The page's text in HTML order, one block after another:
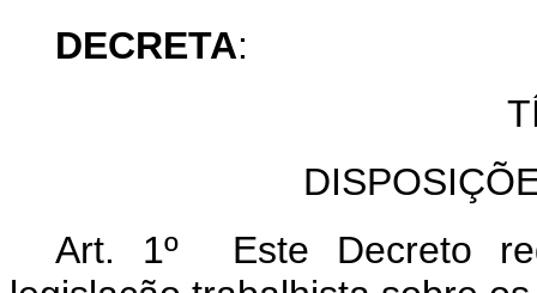
DECRETA:
Art. 1º Este Decreto